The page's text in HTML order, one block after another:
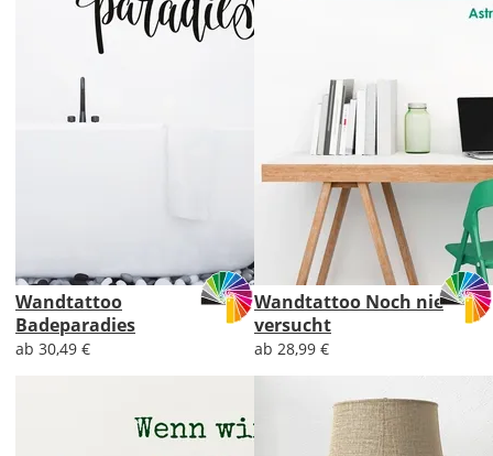
Wandtattoo
Badeparadies
ab 30,49 €
Wandtattoo Noch nie
versucht
ab 28,99 €